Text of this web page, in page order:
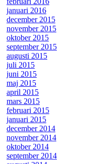
januari 2016
december 2015
november 2015
oktober 2015
september 2015
augusti 2015
juli 2015
juni 2015
maj 2015
april 2015
mars 2015
februari 2015
januari 2015
december 2014
november 2014
oktober 2014
september 2014